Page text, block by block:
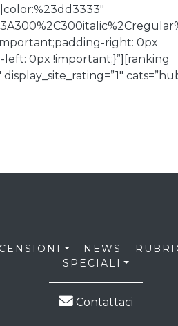
right: 0px
0px !important;}”][ranking
NEWS
SPECIALI
Contattaci